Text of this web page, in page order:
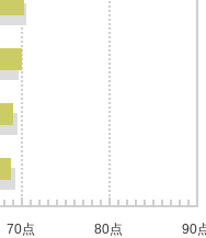
70点 80点 90